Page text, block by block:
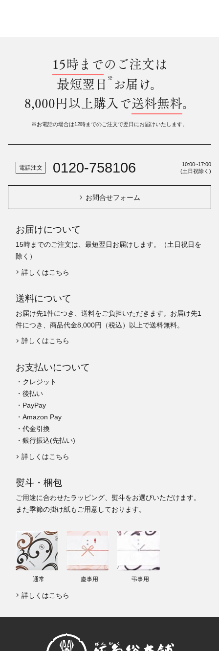
15時までのご注文は
最短翌日 ※ お届け。
8,000円以上購入で送料無料。
※お電話の場合は12時までのご注文で翌日にお届けいたします。
電話注文 0120-758106
10:00~17:00
(土日祝除く)
お問合せフォーム
お届けについて
15時までのご注文は、最短翌日お届けします。（土日祝日を
除く）
詳しくはこちら
送料について
お届け先1件につき、送料をご負担いただきます。お届け先1
件につき、商品代金8,000円（税込）以上で送料無料。
詳しくはこちら
お支払いについて
・クレジット
・後払い
・PayPay
・Amazon Pay
・代金引換
・銀行振込(先払い)
詳しくはこちら
熨斗・梱包
ご用途に合わせたラッピング、熨斗をお選びいただけます。
また季節の掛け紙もご用意しております。
通常 慶事用 弔事用
詳しくはこちら